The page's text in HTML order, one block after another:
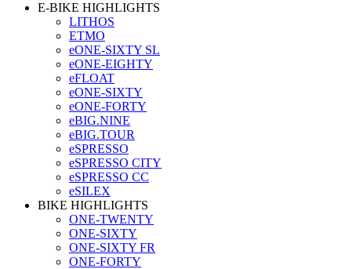
E-BIKE HIGHLIGHTS
LITHOS
ETMO
eONE-SIXTY SL
eONE-EIGHTY
eFLOAT
eONE-SIXTY
eONE-FORTY
eBIG.NINE
eBIG.TOUR
eSPRESSO
eSPRESSO CITY
eSPRESSO CC
eSILEX
BIKE HIGHLIGHTS
ONE-TWENTY
ONE-SIXTY
ONE-SIXTY FR
ONE-FORTY